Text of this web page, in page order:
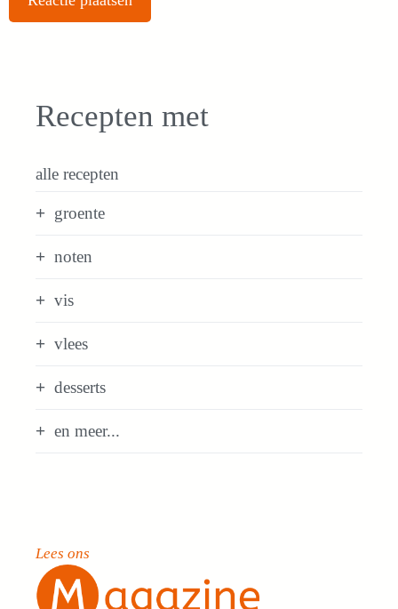
Recepten met
alle recepten
groente
noten
vis
vlees
desserts
en meer...
Lees ons